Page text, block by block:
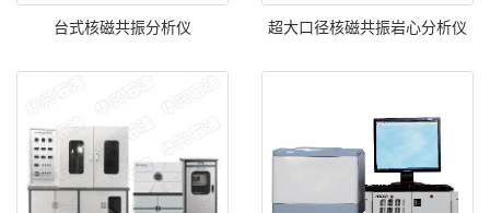
台式核磁共振分析仪 超大口径核磁共振岩心分析仪